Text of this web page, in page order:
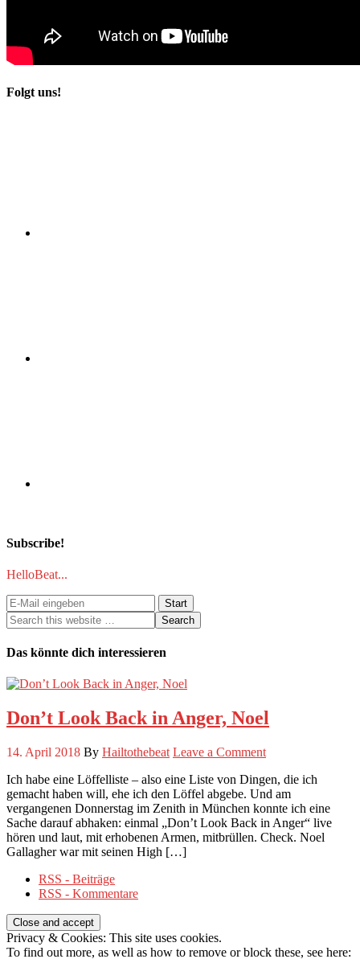
Folgt uns!
Subscribe!
HelloBeat...
Das könnte dich interessieren
Don’t Look Back in Anger, Noel
14. April 2018 By Hailtothebeat Leave a Comment
Ich habe eine Löffelliste – also eine Liste von Dingen, die ich
gemacht haben will, ehe ich den Löffel abgebe. Und am
vergangenen Donnerstag im Zenith in München konnte ich eine
Sache darauf abhaken: einmal „Don’t Look Back in Anger“ live
hören und laut, mit erhobenen Armen, mitbrüllen. Check. Noel
Gallagher war mit seinen High […]
RSS - Beiträge
RSS - Kommentare
Privacy & Cookies: This site uses cookies.
To find out more, as well as how to remove or block these, see here: